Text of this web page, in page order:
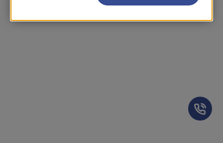
Être